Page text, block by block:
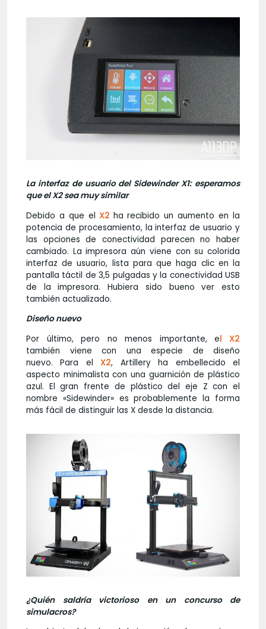
La interfaz de usuario del Sidewinder X1: esperamos
que el X2 sea muy similar
Debido a que el X2 ha recibido un aumento en la
potencia de procesamiento, la interfaz de usuario y
las opciones de conectividad parecen no haber
cambiado. La impresora aún viene con su colorida
interfaz de usuario, lista para que haga clic en la
pantalla táctil de 3,5 pulgadas y la conectividad USB
de la impresora. Hubiera sido bueno ver esto
también actualizado.
Diseño nuevo
Por último, pero no menos importante, elX2
también viene con una especie de diseño
nuevo. Para elX2, Artillery ha embellecido el
aspecto minimalista con una guarnición de plástico
azul. El gran frente de plástico del eje Z con el
nombre «Sidewinder» es probablemente la forma
más fácil de distinguir las X desde la distancia.
¿Quién saldría victorioso en un concurso de
simulacros?